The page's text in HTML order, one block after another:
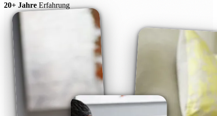
20+ Jahre Erfahrung